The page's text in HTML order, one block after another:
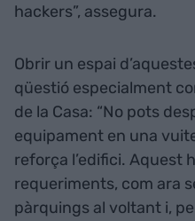
hackers”, assegura.
Obrir un espai
qüestió especialment
de la Casa: “No pots
equipament en una
reforça l’edifici. Aquest
requeriments, com ara
pàrquings al voltant i,